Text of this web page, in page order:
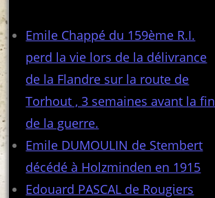
Emile Chappé du 159ème R.I.
perd la vie lors de la délivrance
de la Flandre sur la route de
Torhout , 3 semaines avant la fin
de la guerre.
Emile DUMOULIN de Stembert
décédé à Holzminden en 1915
Edouard PASCAL de Rougiers